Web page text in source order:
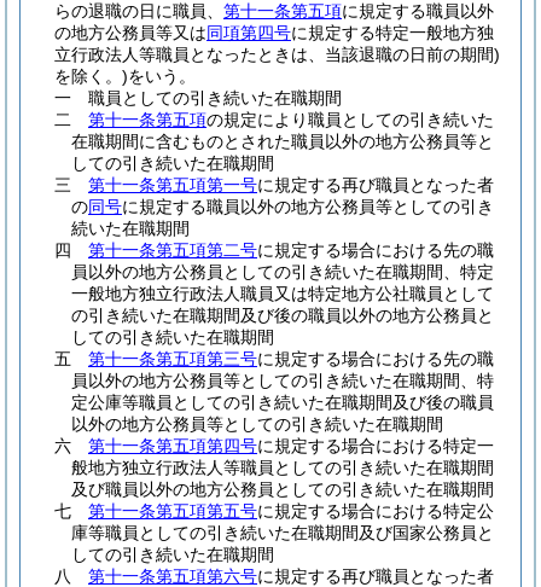
らの退職の日に職員、 第十一条第五項に規定する職員以外
の地方公務員等又は同項第四号に規定する特定一般地方独
立行政法人等職員となったときは、当該退職の日前の期間)
を除く。)をいう。
一
職員としての引き続いた在職期間
二
第十一条第五項の規定により職員としての引き続いた
在職期間に含むものとされた職員以外の地方公務員等と
しての引き続いた在職期間
三
第十一条第五項第一号に規定する再び職員となった者
の同号に規定する職員以外の地方公務員等としての引き
続いた在職期間
四
第十一条第五項第二号に規定する場合における先の職
員以外の地方公務員としての引き続いた在職期間、特定
一般地方独立行政法人職員又は特定地方公社職員として
の引き続いた在職期間及び後の職員以外の地方公務員と
しての引き続いた在職期間
五
第十一条第五項第三号に規定する場合における先の職
員以外の地方公務員等としての引き続いた在職期間、特
定公庫等職員としての引き続いた在職期間及び後の職員
以外の地方公務員等としての引き続いた在職期間
六
第十一条第五項第四号に規定する場合における特定一
般地方独立行政法人等職員としての引き続いた在職期間
及び職員以外の地方公務員としての引き続いた在職期間
七
第十一条第五項第五号に規定する場合における特定公
庫等職員としての引き続いた在職期間及び国家公務員と
しての引き続いた在職期間
八
第十一条第五項第六号に規定する再び職員となった者